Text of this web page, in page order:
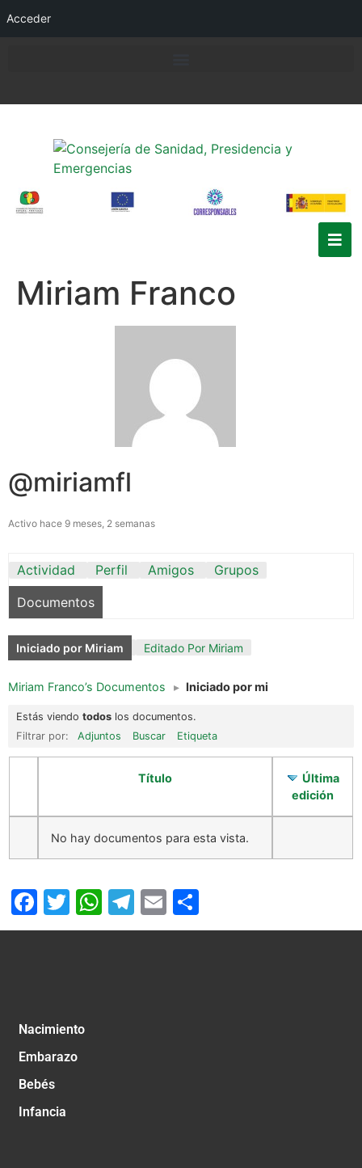
Acceder
Miriam Franco
@miriamfl
Activo hace 9 meses, 2 semanas
Actividad Perfil Amigos
Grupos
Documentos
Iniciado por Miriam Editado Por Miriam
Miriam Franco’s Documentos ▸ Iniciado por mi
Estás viendo todos los documentos.
Filtrar por:
Adjuntos Buscar Etiqueta
Título
Última
edición
No hay documentos para esta vista.
Facebook
Twitter
WhatsApp
Telegram
Email
Nacimiento
Embarazo
Bebés
Infancia